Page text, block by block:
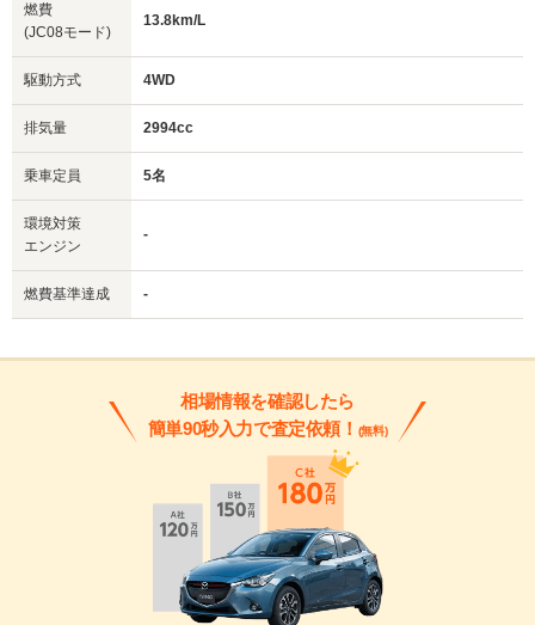
燃費
(JC08モード)
13.8km/L
駆動方式 4WD
排気量 2994cc
乗車定員 5名
環境対策
エンジン
-
燃費基準達成 -
相場情報を確認したら
簡単90秒入力で査定依頼！ (無料)